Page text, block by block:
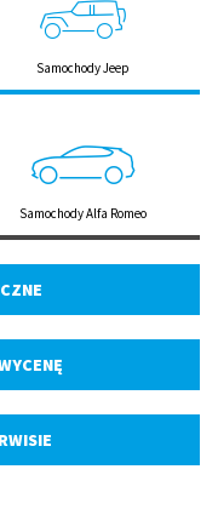
Samochody Jeep
Samochody Alfa Romeo